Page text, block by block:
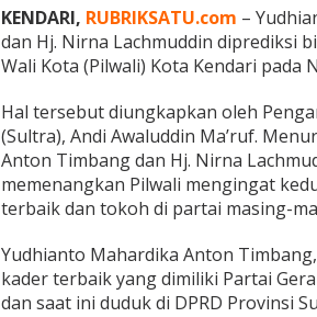
s
M
e
m
n
a
n
g
k
a
i
l
w
KENDARI, RUBRIKSATU.com –
dan Hj. Nirna Lachmuddin diprediksi
Wali Kota (Pilwali) Kota Kendari pada
Hal tersebut diungkapkan oleh
(Sultra), Andi Awaluddin Ma’ruf.
Anton Timbang dan Hj. Nirna
memenangkan Pilwali mengingat
terbaik dan tokoh di partai masing-
Yudhianto Mahardika Anton
kader terbaik yang dimiliki Partai
dan saat ini duduk di DPRD Provinsi